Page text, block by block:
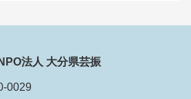
NPO法人 大分県芸振
0029